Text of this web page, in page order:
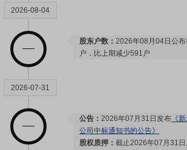
2026-08-04
股东户数： 2026年08月04日公
户，比上期减少591户
2026-07-31
公告： 2026年07月31日发布 《
公司中标通知书的公告》
股权质押： 截止2026年07月31